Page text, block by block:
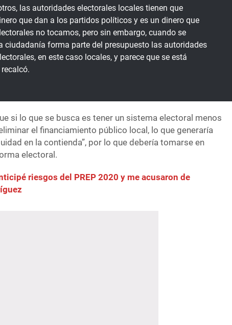
las autoridades electorales locales tienen que
que dan a los partidos políticos y es un dinero que
no tocamos, pero sin embargo, cuando se
ciudadanía forma parte del presupuesto las autoridades
en este caso locales, y parece que se está
si lo que se busca es tener un sistema electoral menos
el financiamiento público local, lo que generaría
en la contienda”, por lo que debería tomarse en
electoral.
riesgos del PREP 2020 y me acusaron de